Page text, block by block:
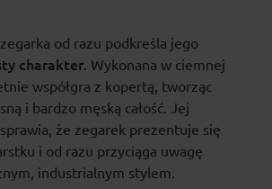
od razu podkreśla jego
charakter. Wykonana w ciemnej
współgra z kopertą, tworząc
i bardzo męską całość. Jej
że zegarek prezentuje się
i od razu przyciąga uwagę
industrialnym stylem.